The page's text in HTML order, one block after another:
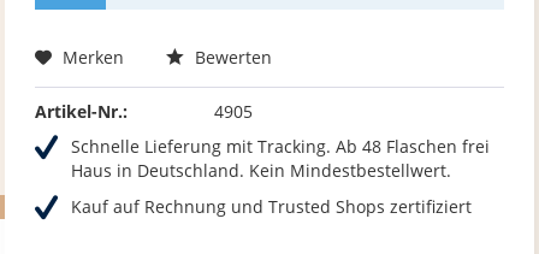
Merken Bewerten
Artikel-Nr.:
4905
Schnelle Lieferung mit Tracking. Ab 48 Flaschen frei
Haus in Deutschland. Kein Mindestbestellwert.
Kauf auf Rechnung und Trusted Shops zertifiziert